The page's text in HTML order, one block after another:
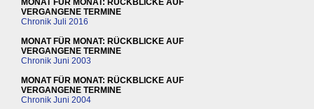
MONAT FÜR MONAT: RÜCKBLICKE AUF
VERGANGENE TERMINE
Chronik Juli 2016
MONAT FÜR MONAT: RÜCKBLICKE AUF
VERGANGENE TERMINE
Chronik Juni 2003
MONAT FÜR MONAT: RÜCKBLICKE AUF
VERGANGENE TERMINE
Chronik Juni 2004